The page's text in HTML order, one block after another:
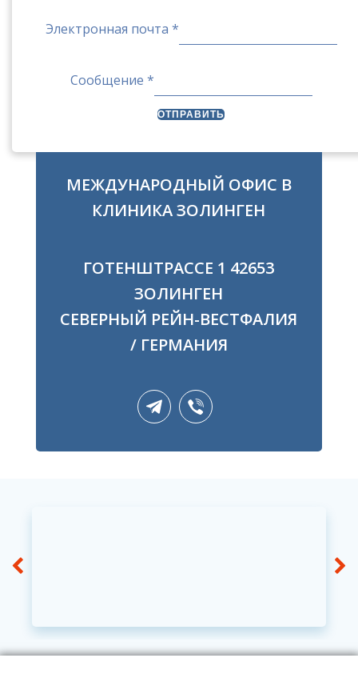
Электронная почта *
Сообщение *
ОТПРАВИТЬ
МЕЖДУНАРОДНЫЙ ОФИС В
КЛИНИКА ЗОЛИНГЕН
ГОТЕНШТРАССЕ 1 42653
ЗОЛИНГЕН
СЕВЕРНЫЙ РЕЙН-ВЕСТФАЛИЯ
/ ГЕРМАНИЯ